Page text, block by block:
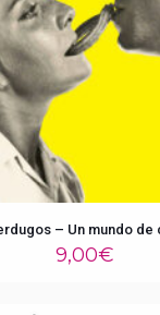
– Un mundo de
9,00€